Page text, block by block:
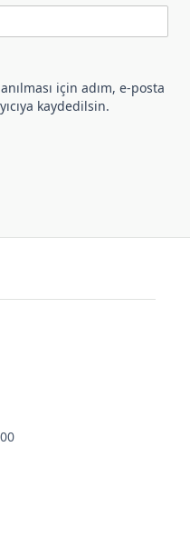
için adım, e-posta
kaydedilsin.